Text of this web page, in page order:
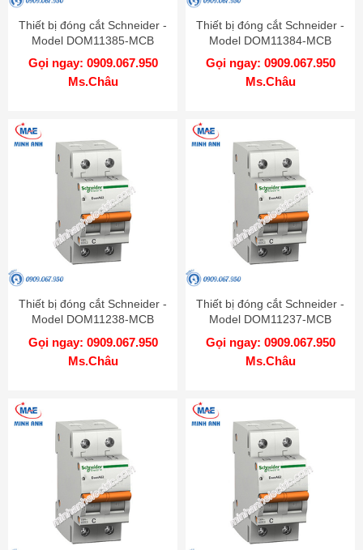
Thiết bị đóng cắt Schneider -
Model DOM11385-MCB
Gọi ngay: 0909.067.950
Ms.Châu
Thiết bị đóng cắt Schneider -
Model DOM11384-MCB
Gọi ngay: 0909.067.950
Ms.Châu
Thiết bị đóng cắt Schneider -
Model DOM11238-MCB
Gọi ngay: 0909.067.950
Ms.Châu
Thiết bị đóng cắt Schneider -
Model DOM11237-MCB
Gọi ngay: 0909.067.950
Ms.Châu